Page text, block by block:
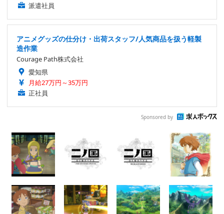
派遣社員
アニメグッズの仕分け・出荷スタッフ/人気商品を扱う軽製
造作業
Courage Path株式会社
愛知県
月給27万円～35万円
正社員
Sponsored by